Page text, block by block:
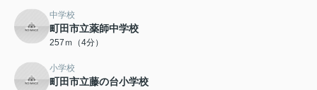
中学校
町田市立薬師中学校
257ｍ（4分）
小学校
町田市立藤の台小学校